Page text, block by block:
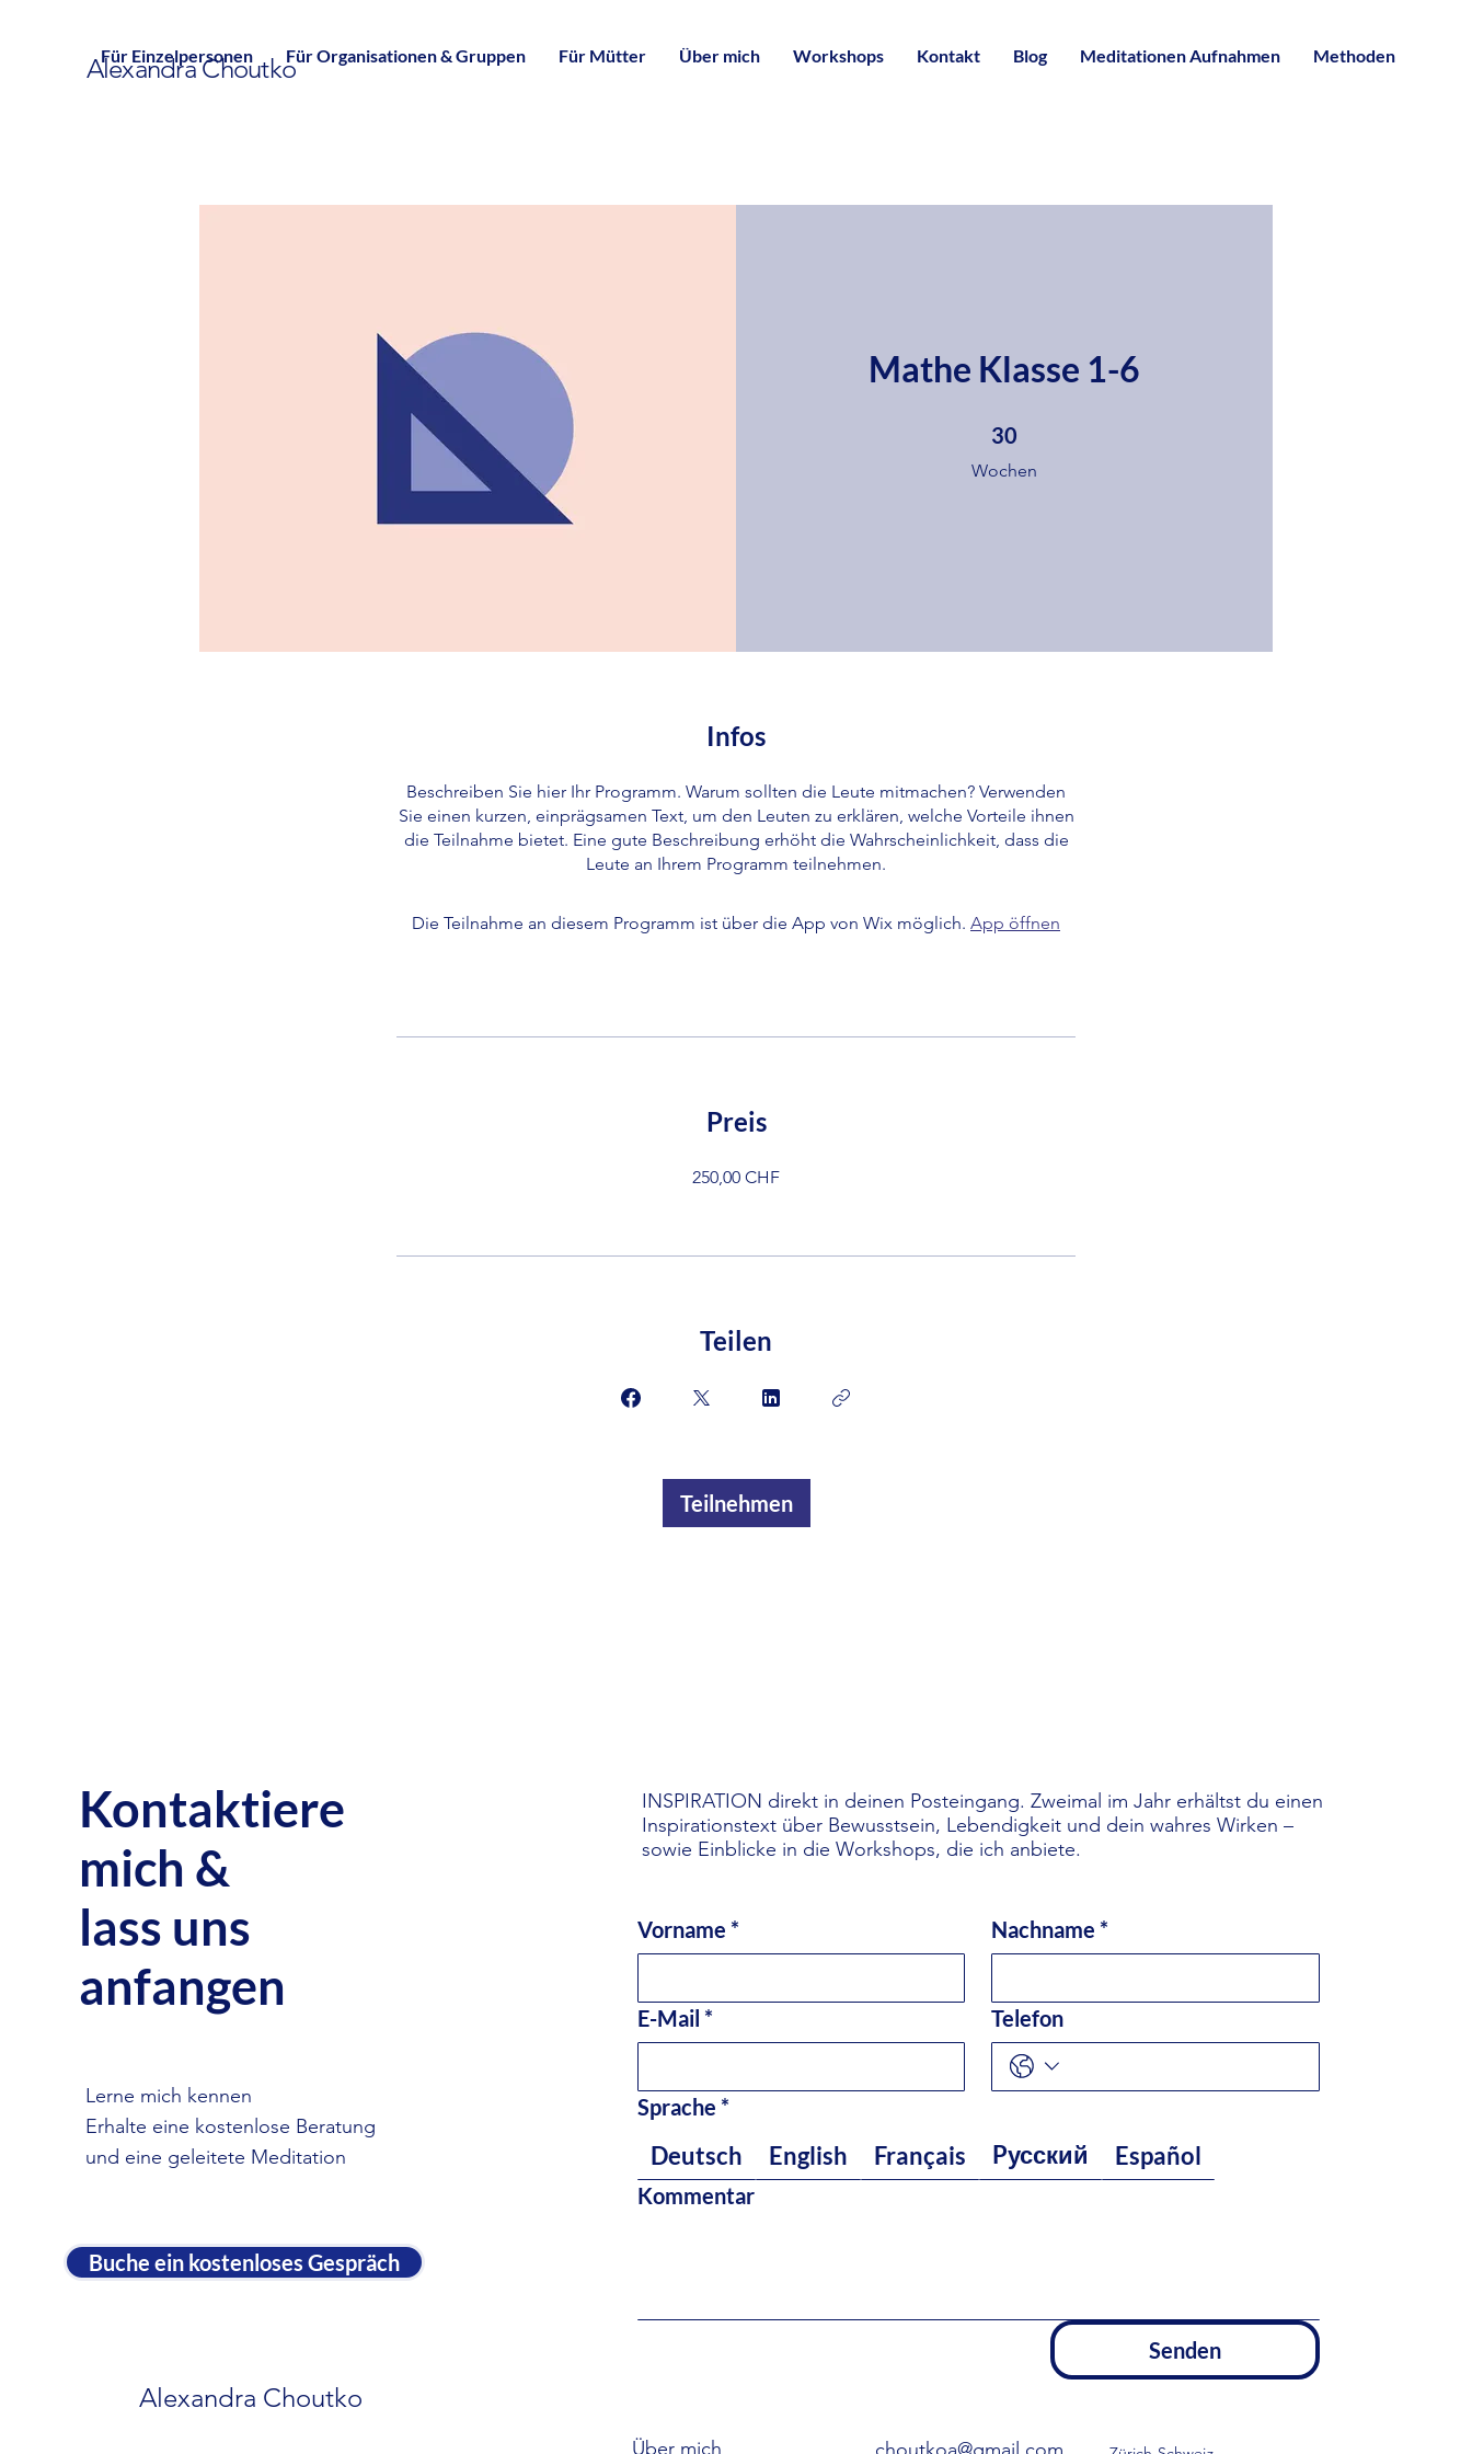
Alexandra Choutko
Für Einzelpersonen Für Organisationen & Gruppen Für Mütter Über mich Workshops Kontakt Blog Meditationen Aufnahmen Methoden
Mathe Klasse 1-6
30
Wochen
30 Wochen
Infos
Beschreiben Sie hier Ihr Programm. Warum sollten die Leute mitmachen? Verwenden
Sie einen kurzen, einprägsamen Text, um den Leuten zu erklären, welche Vorteile ihnen
die Teilnahme bietet. Eine gute Beschreibung erhöht die Wahrscheinlichkeit, dass die
Leute an Ihrem Programm teilnehmen.
Die Teilnahme an diesem Programm ist über die App von Wix möglich. App öffnen
Preis
250,00 CHF
Teilen
Teilnehmen
Kontaktiere
mich &
lass uns
anfangen
Lerne mich kennen
Erhalte eine kostenlose Beratung
und eine geleitete Meditation
Buche ein kostenloses Gespräch
Alexandra Choutko
INSPIRATION direkt in deinen Posteingang. Zweimal im Jahr erhältst du einen
Inspirationstext über Bewusstsein, Lebendigkeit und dein wahres Wirken –
sowie Einblicke in die Workshops, die ich anbiete.
Vorname * Nachname *
E-Mail * Telefon
Sprache *
Deutsch English Français Pусский Español
Kommentar
Senden
Über mich